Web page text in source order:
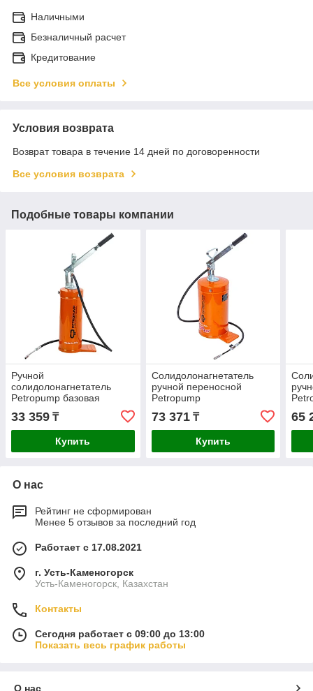
Наличными
Безналичный расчет
Кредитование
Все условия оплаты
Условия возврата
Возврат товара в течение 14 дней по договоренности
Все условия возврата
Подобные товары компании
Ручной
солидолонагнетатель
Petropump базовая
версия 150бар 8кг
PP210011
33 359 ₸
Купить
Солидолонагнетатель
ручной переносной
Petropump
профессиональный 16кг
PP210009
73 371₸
Купить
65
О нас
Рейтинг не сформирован
Менее 5 отзывов за последний год
Работает с 17.08.2021
г. Усть-Каменогорск
Усть-Каменогорск, Казахстан
Контакты
Сегодня работает с 09:00 до 13:00
Показать весь график работы
О нас